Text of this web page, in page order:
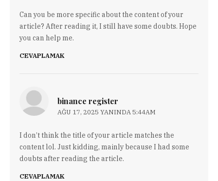
Can you be more specific about the content of your
article? After reading it, I still have some doubts. Hope
you can help me.
CEVAPLAMAK
binance register
AĞU 17, 2025 YANINDA 5:44AM
I don’t think the title of your article matches the
content lol. Just kidding, mainly because I had some
doubts after reading the article.
CEVAPLAMAK